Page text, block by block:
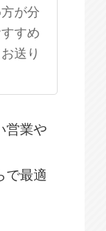
が分
すめ
送り
営業や
で最適